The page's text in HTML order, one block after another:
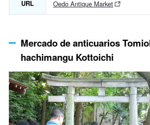
URL Oedo Antique Market
Mercado de anticuarios
hachimangu Kottoichi